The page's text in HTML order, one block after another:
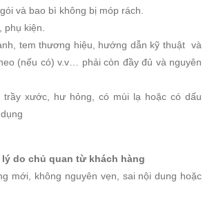
và bao bì không bị móp rách.
phụ kiện.
tem thương hiệu, hướng dẫn kỹ thuật và
(nếu có) v.v… phải còn đầy đủ và nguyên
xước, hư hỏng, có mùi lạ hoặc có dấu
do chủ quan từ khách hàng
mới, không nguyên vẹn, sai nội dung hoặc